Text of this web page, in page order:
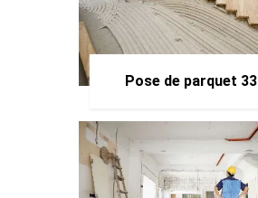
Pose de parquet 33